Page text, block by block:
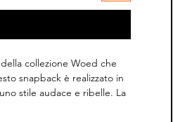
collezione Woed che
snapback è realizzato in
stile audace e ribelle. La